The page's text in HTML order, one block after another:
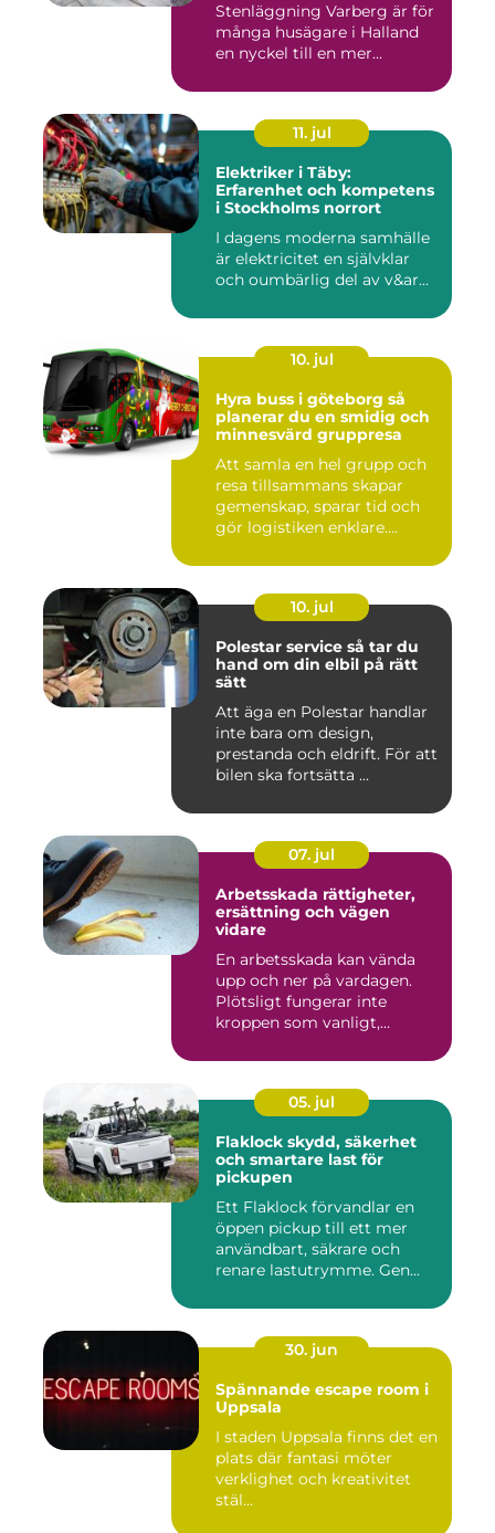
Stenläggning Varberg är för
många husägare i Halland
en nyckel till en mer...
11. jul
Elektriker i Täby:
Erfarenhet och kompetens
i Stockholms norrort
I dagens moderna samhälle
är elektricitet en självklar
och oumbärlig del av v&ar...
10. jul
Hyra buss i göteborg så
planerar du en smidig och
minnesvärd gruppresa
Att samla en hel grupp och
resa tillsammans skapar
gemenskap, sparar tid och
gör logistiken enklare....
10. jul
Polestar service så tar du
hand om din elbil på rätt
sätt
Att äga en Polestar handlar
inte bara om design,
prestanda och eldrift. För att
bilen ska fortsätta ...
07. jul
Arbetsskada rättigheter,
ersättning och vägen
vidare
En arbetsskada kan vända
upp och ner på vardagen.
Plötsligt fungerar inte
kroppen som vanligt,
05. jul
Flaklock skydd, säkerhet
och smartare last för
pickupen
Ett Flaklock förvandlar en
öppen pickup till ett mer
användbart, säkrare och
renare lastutrymme. Gen...
30. jun
Spännande escape room i
Uppsala
I staden Uppsala finns det en
plats där fantasi möter
verklighet och kreativitet
stäl...